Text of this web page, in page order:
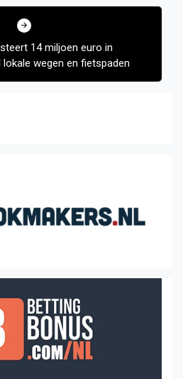
14 miljoen euro in
lokale wegen en fietspaden